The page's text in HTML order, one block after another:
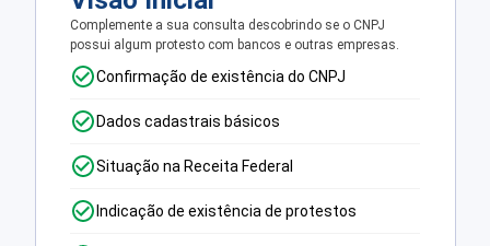
Complemente a sua consulta descobrindo se o CNPJ
possui algum protesto com bancos e outras empresas.
Confirmação de existência do CNPJ
Dados cadastrais básicos
Situação na Receita Federal
Indicação de existência de protestos